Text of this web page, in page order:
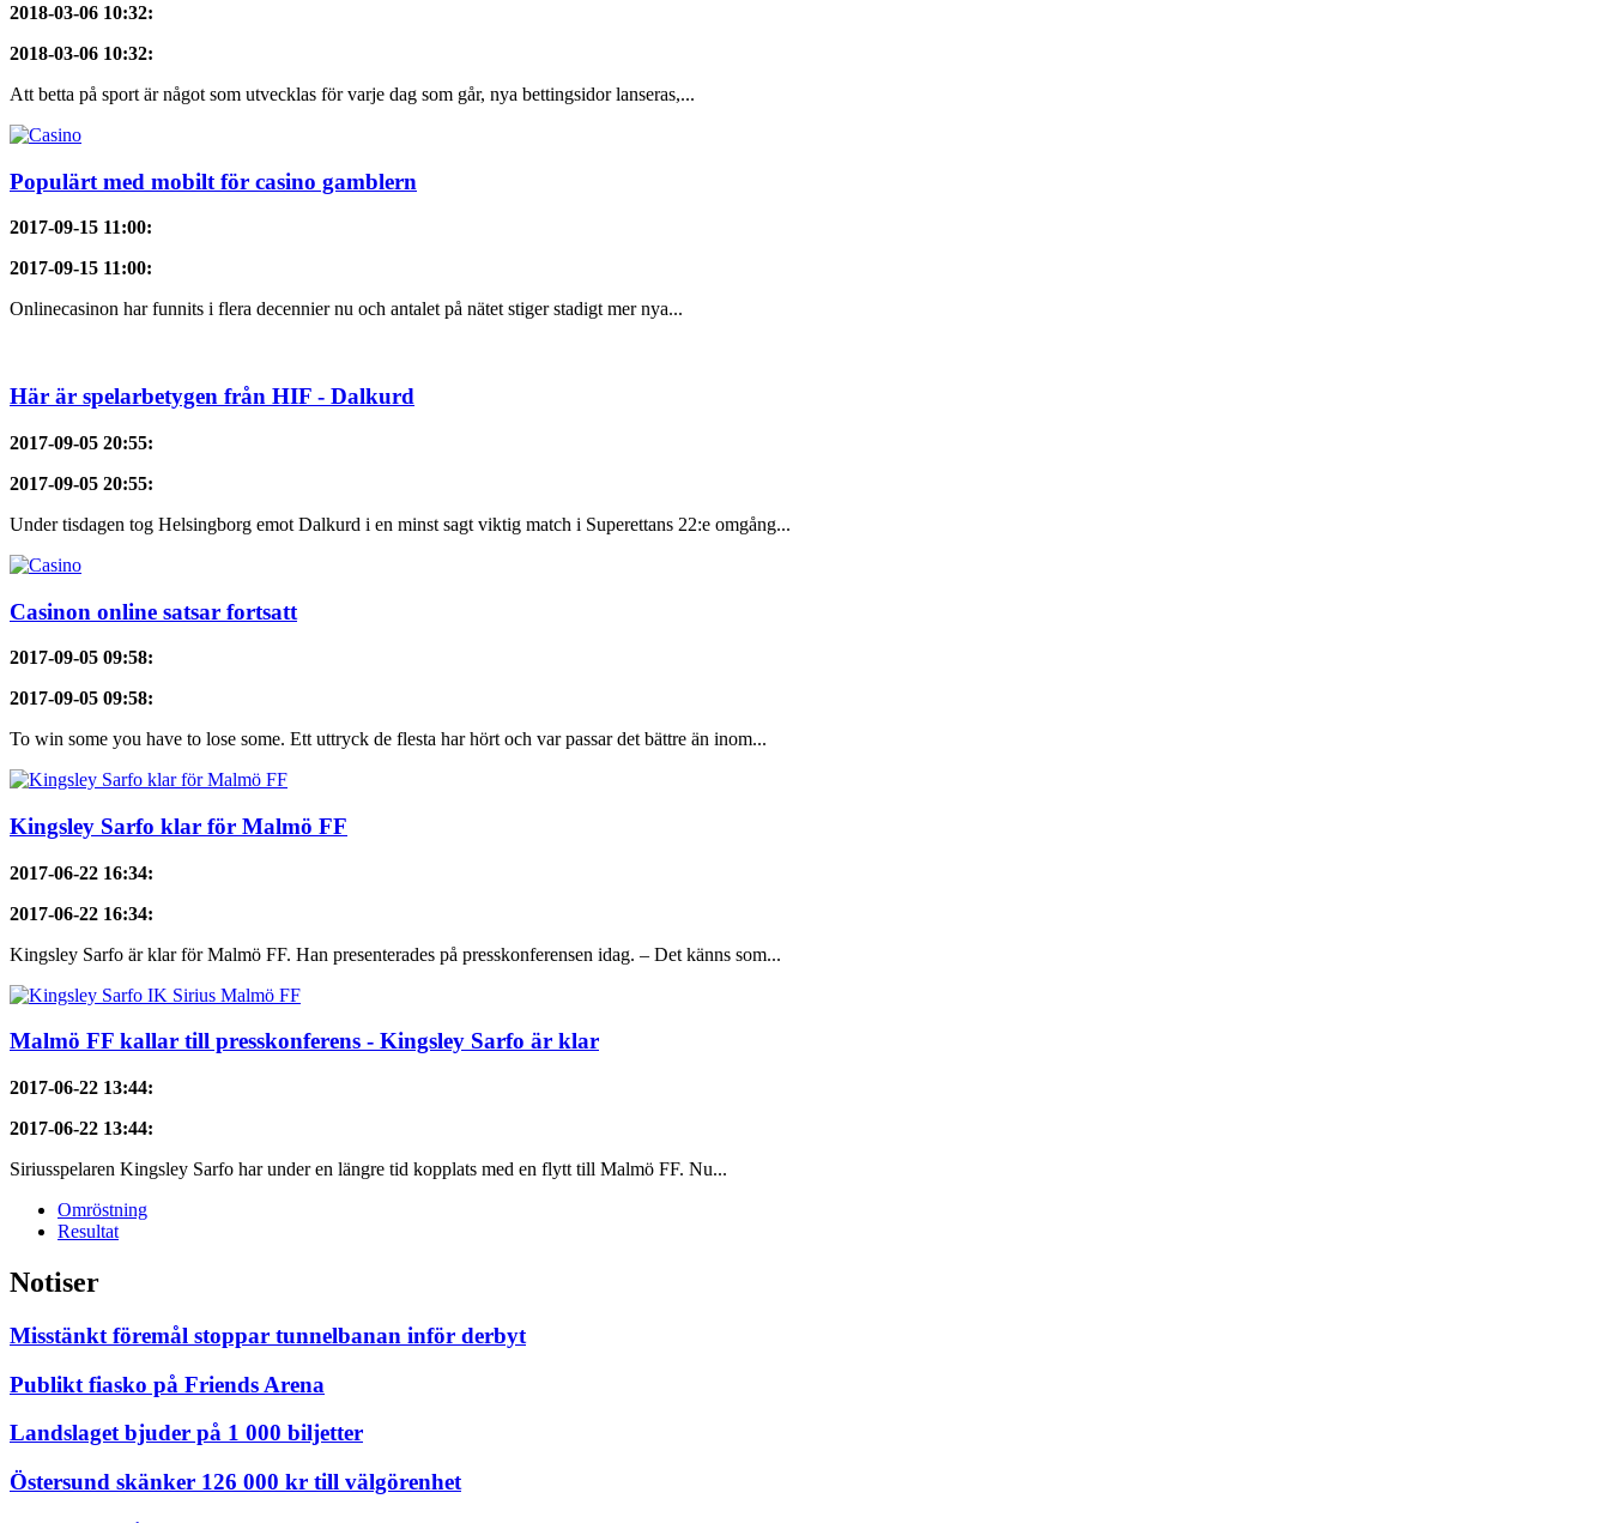
2018-03-06 10:32:
2018-03-06 10:32:
Att betta på sport är något som utvecklas för varje dag som går, nya bettingsidor lanseras,...
Populärt med mobilt för casino gamblern
2017-09-15 11:00:
2017-09-15 11:00:
Onlinecasinon har funnits i flera decennier nu och antalet på nätet stiger stadigt mer nya...
Här är spelarbetygen från HIF - Dalkurd
2017-09-05 20:55:
2017-09-05 20:55:
Under tisdagen tog Helsingborg emot Dalkurd i en minst sagt viktig match i Superettans 22:e omgång...
Casinon online satsar fortsatt
2017-09-05 09:58:
2017-09-05 09:58:
To win some you have to lose some. Ett uttryck de flesta har hört och var passar det bättre än inom...
Kingsley Sarfo klar för Malmö FF
2017-06-22 16:34:
2017-06-22 16:34:
Kingsley Sarfo är klar för Malmö FF. Han presenterades på presskonferensen idag. – Det känns som...
Malmö FF kallar till presskonferens - Kingsley Sarfo är klar
2017-06-22 13:44:
2017-06-22 13:44:
Siriusspelaren Kingsley Sarfo har under en längre tid kopplats med en flytt till Malmö FF. Nu...
Omröstning
Resultat
Notiser
Misstänkt föremål stoppar tunnelbanan inför derbyt
Publikt fiasko på Friends Arena
Landslaget bjuder på 1 000 biljetter
Östersund skänker 126 000 kr till välgörenhet